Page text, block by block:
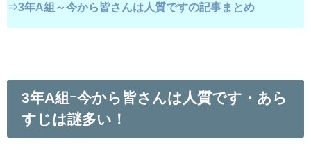
⇒3年A組～今から皆さんは人質ですの記事まとめ
3年A組ｰ今から皆さんは人質です・あら
すじは謎多い！